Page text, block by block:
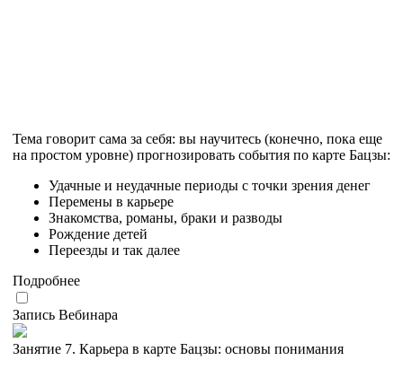
Тема говорит сама за себя: вы научитесь (конечно, пока еще
на простом уровне) прогнозировать события по карте Бацзы:
Удачные и неудачные периоды с точки зрения денег
Перемены в карьере
Знакомства, романы, браки и разводы
Рождение детей
Переезды и так далее
Подробнее
Запись Вебинара
Занятие 7. Карьера в карте Бацзы: основы понимания